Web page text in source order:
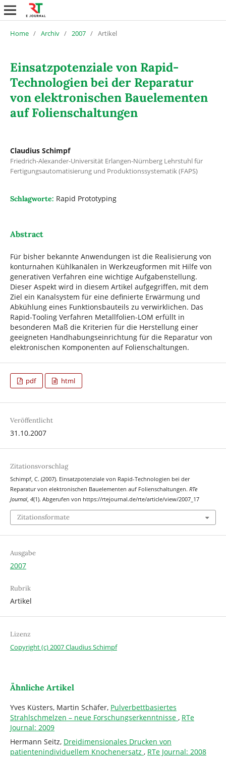
Home / Archiv / 2007 / Artikel
Einsatzpotenziale von Rapid-
Technologien bei der Reparatur
von elektronischen Bauelementen
auf Folienschaltungen
Claudius Schimpf
Friedrich-Alexander-Universität Erlangen-Nürnberg Lehrstuhl für
Fertigungsautomatisierung und Produktionssystematik (FAPS)
Schlagworte: Rapid Prototyping
Abstract
Für bisher bekannte Anwendungen ist die Realisierung von
konturnahen Kühlkanälen in Werkzeugformen mit Hilfe von
generativen Verfahren eine wichtige Aufgabenstellung.
Dieser Aspekt wird in diesem Artikel aufgegriffen, mit dem
Ziel ein Kanalsystem für eine definierte Erwärmung und
Abkühlung eines Funktionsbauteils zu verwirklichen. Das
Rapid-Tooling Verfahren Metallfolien-LOM erfüllt in
besonderen Maß die Kriterien für die Herstellung einer
geeigneten Handhabungseinrichtung für die Reparatur von
elektronischen Komponenten auf Folienschaltungen.
pdf html
Veröffentlicht
31.10.2007
Zitationsvorschlag
Schimpf, C. (2007). Einsatzpotenziale von Rapid-Technologien bei der
Reparatur von elektronischen Bauelementen auf Folienschaltungen. RTe
Journal, 4(1). Abgerufen von https://rtejournal.de/rte/article/view/2007_17
Zitationsformate
Ausgabe
2007
Rubrik
Artikel
Lizenz
Copyright (c) 2007 Claudius Schimpf
Ähnliche Artikel
Yves Küsters, Martin Schäfer, Pulverbettbasiertes
Strahlschmelzen – neue Forschungserkenntnisse , RTe
Journal: 2009
Hermann Seitz, Dreidimensionales Drucken von
patientenindividuellem Knochenersatz , RTe Journal: 2008